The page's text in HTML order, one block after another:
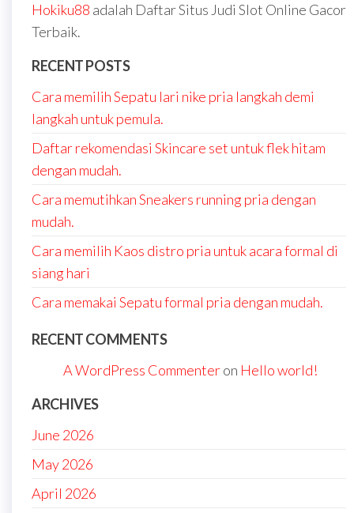
Hokiku88 adalah Daftar Situs Judi Slot Online Gacor
Terbaik.
RECENT POSTS
Cara memilih Sepatu lari nike pria langkah demi
langkah untuk pemula.
Daftar rekomendasi Skincare set untuk flek hitam
dengan mudah.
Cara memutihkan Sneakers running pria dengan
mudah.
Cara memilih Kaos distro pria untuk acara formal di
siang hari
Cara memakai Sepatu formal pria dengan mudah.
RECENT COMMENTS
A WordPress Commenteron Hello world!
ARCHIVES
June 2026
May 2026
April 2026